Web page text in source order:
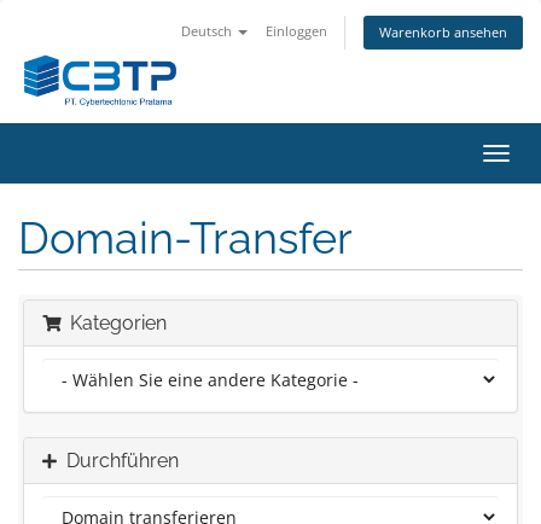
Deutsch Einloggen Warenkorb ansehen
ein-/
Domain-Transfer
Kategorien
Durchführen